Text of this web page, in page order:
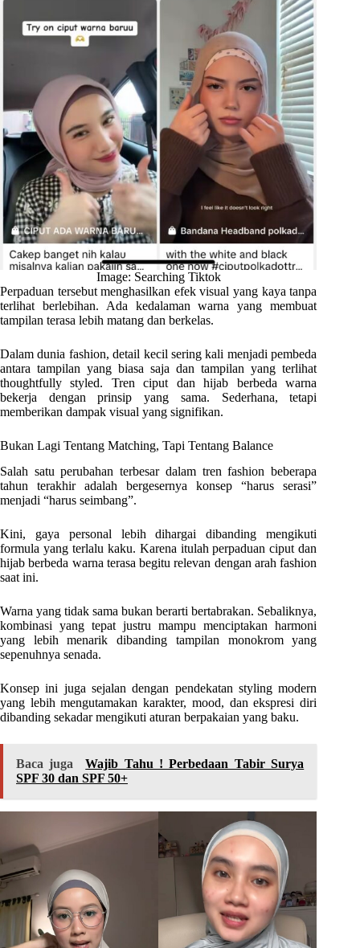
Image: Searching Tiktok
Perpaduan tersebut menghasilkan efek visual yang kaya tanpa
terlihat berlebihan. Ada kedalaman warna yang membuat
tampilan terasa lebih matang dan berkelas.
Dalam dunia fashion, detail kecil sering kali menjadi pembeda
antara tampilan yang biasa saja dan tampilan yang terlihat
thoughtfully styled. Tren ciput dan hijab berbeda warna
bekerja dengan prinsip yang sama. Sederhana, tetapi
memberikan dampak visual yang signifikan.
Bukan Lagi Tentang Matching, Tapi Tentang Balance
Salah satu perubahan terbesar dalam tren fashion beberapa
tahun terakhir adalah bergesernya konsep “harus serasi”
menjadi “harus seimbang”.
Kini, gaya personal lebih dihargai dibanding mengikuti
formula yang terlalu kaku. Karena itulah perpaduan ciput dan
hijab berbeda warna terasa begitu relevan dengan arah fashion
saat ini.
Warna yang tidak sama bukan berarti bertabrakan. Sebaliknya,
kombinasi yang tepat justru mampu menciptakan harmoni
yang lebih menarik dibanding tampilan monokrom yang
sepenuhnya senada.
Konsep ini juga sejalan dengan pendekatan styling modern
yang lebih mengutamakan karakter, mood, dan ekspresi diri
dibanding sekadar mengikuti aturan berpakaian yang baku.
Baca juga
Wajib Tahu ! Perbedaan Tabir Surya
SPF 30 dan SPF 50+